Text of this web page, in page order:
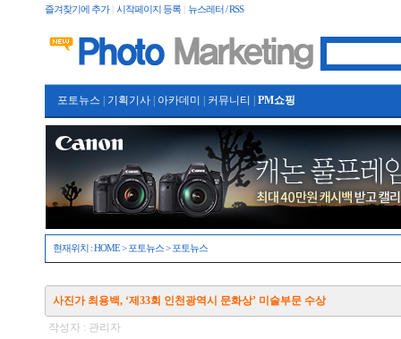
즐겨찾기에 추가| 시작페이지 등록 뉴스레터 / RSS
포토뉴스 기획기사 아카데미 커뮤니티 PM쇼핑
현재위치 :HOME>포토뉴스>포토뉴스
사진가 최용백, ‘제33회 인천광역시 문화상’ 미술부문 수상
작성자 : 관리자